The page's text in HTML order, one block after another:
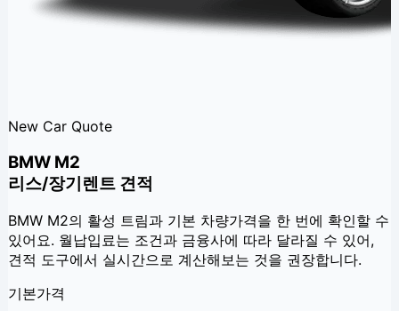
New Car Quote
BMW M2
리스/장기렌트 견적
BMW M2의 활성 트림과 기본 차량가격을 한 번에 확인할 수
있어요. 월납입료는 조건과 금융사에 따라 달라질 수 있어,
견적 도구에서 실시간으로 계산해보는 것을 권장합니다.
기본가격